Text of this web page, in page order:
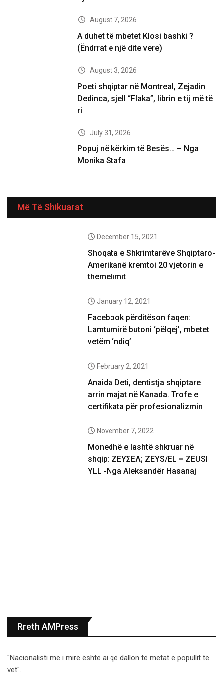
August 7, 2026
A duhet të mbetet Klosi bashki ?
(Ëndrrat e një dite vere)
August 3, 2026
Poeti shqiptar në Montreal, Zejadin
Dedinca, sjell “Flaka”, librin e tij më të
ri
July 31, 2026
Popuj në kërkim të Besës… – Nga
Monika Stafa
Më Të Shikuarat
December 15, 2021
Shoqata e Shkrimtarëve Shqiptaro-
Amerikanë kremtoi 20 vjetorin e
themelimit
January 12, 2021
Facebook përditëson faqen:
Lamtumirë butoni ‘pëlqej’, mbetet
vetëm ‘ndiq’
February 2, 2021
Anaida Deti, dentistja shqiptare
arrin majat në Kanada. Trofe e
certifikata për profesionalizmin
November 7, 2022
Monedhë e lashtë shkruar në
shqip: ΖΕΥΣΕΛ; ZEYS/EL = ZEUSI
YLL -Nga Aleksandër Hasanaj
Rreth AMPress
"Nacionalisti më i mirë është ai që dallon të metat e popullit të
vet".